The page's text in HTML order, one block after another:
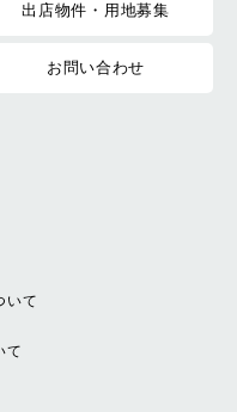
出店物件・用地募集
お問い合わせ
いて
て